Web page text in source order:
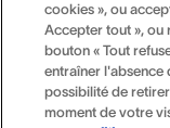
cookies », ou
Accepter tout », ou
bouton « Tout
entraîner l'absence
possibilité de
moment de votre